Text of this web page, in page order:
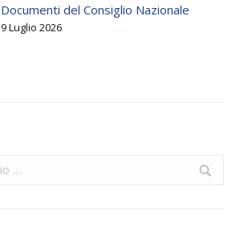
Documenti del Consiglio Nazionale
9 Luglio 2026